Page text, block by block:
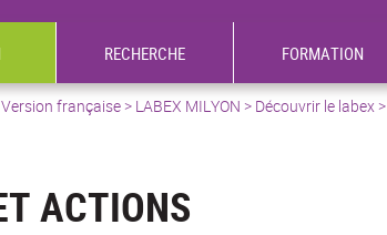
RECHERCHE FORMATION
Version française> LABEX MILYON > Découvrir le labex >
ACTIONS